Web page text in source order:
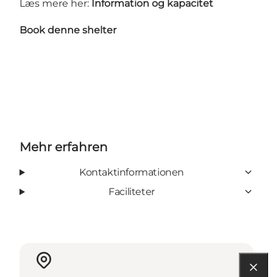
Læs mere her: Information og kapacitet
Book denne shelter
Mehr erfahren
Kontaktinformationen
Faciliteter